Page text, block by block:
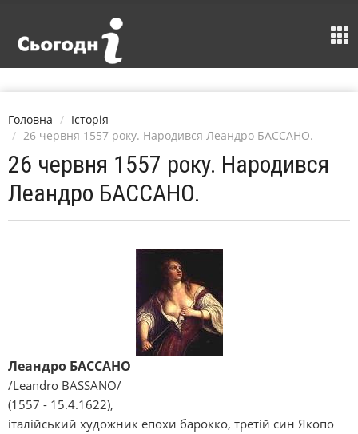
Головна
Історія
26 червня 1557 року. Народився Леандро БАССАНО.
26 червня 1557 року. Народився
Леандро БАССАНО.
Леандро БАССАНО
/Leandro BASSANO/
(1557 - 15.4.1622),
італійський художник епохи барокко, третій син Якопо